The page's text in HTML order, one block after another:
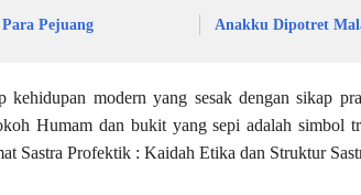
Pejuang Anakku Dipotret
modern yang sesak dengan sikap
Humam dan bukit yang sepi adalah simbol
Sastra Profektik : Kaidah Etika dan Struktur